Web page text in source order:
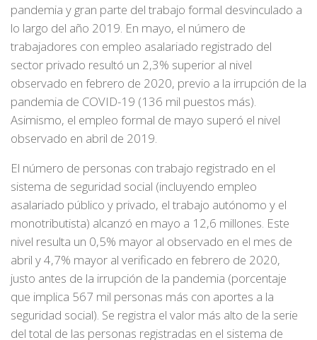
pandemia y gran parte del trabajo formal desvinculado a
lo largo del año 2019. En mayo, el número de
trabajadores con empleo asalariado registrado del
sector privado resultó un 2,3% superior al nivel
observado en febrero de 2020, previo a la irrupción de la
pandemia de COVID-19 (136 mil puestos más).
Asimismo, el empleo formal de mayo superó el nivel
observado en abril de 2019.
El número de personas con trabajo registrado en el
sistema de seguridad social (incluyendo empleo
asalariado público y privado, el trabajo autónomo y el
monotributista) alcanzó en mayo a 12,6 millones. Este
nivel resulta un 0,5% mayor al observado en el mes de
abril y 4,7% mayor al verificado en febrero de 2020,
justo antes de la irrupción de la pandemia (porcentaje
que implica 567 mil personas más con aportes a la
seguridad social). Se registra el valor más alto de la serie
del total de las personas registradas en el sistema de